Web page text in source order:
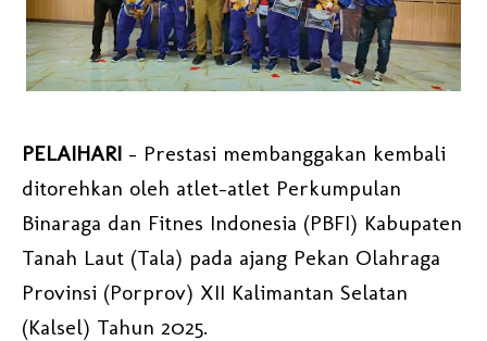
PELAIHARI - Prestasi membanggakan kembali
ditorehkan oleh atlet-atlet Perkumpulan
Binaraga dan Fitnes Indonesia (PBFI) Kabupaten
Tanah Laut (Tala) pada ajang Pekan Olahraga
Provinsi (Porprov) XII Kalimantan Selatan
(Kalsel) Tahun 2025.